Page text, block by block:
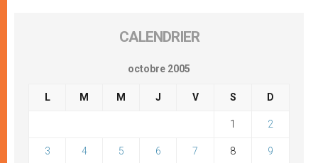
CALENDRIER
octobre 2005
L M M J V S D
1 2
3 4 5 6 7 8 9